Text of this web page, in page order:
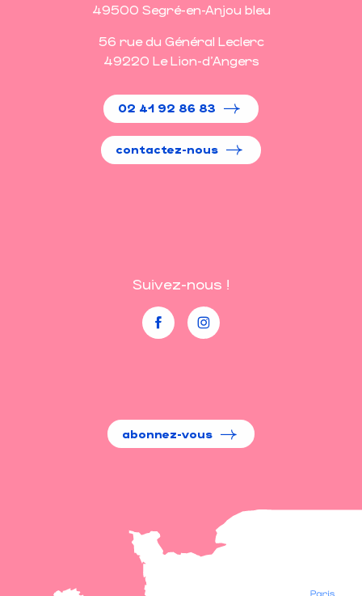
49500 Segré-en-Anjou bleu
56 rue du Général Leclerc
49220 Le Lion-d'Angers
02 41 92 86 83
contactez-nous
Suivez-nous !
abonnez-vous